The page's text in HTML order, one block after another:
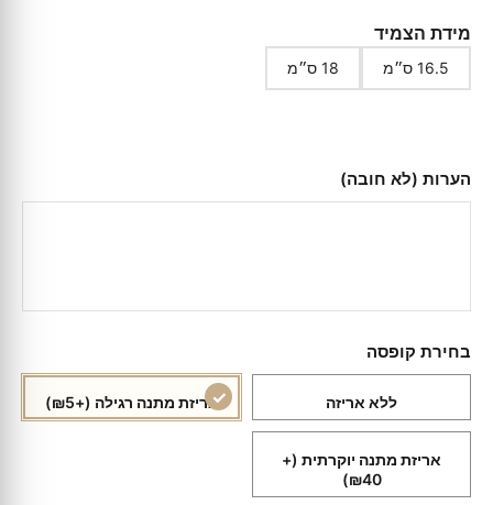
מידת הצמיד
16.5 ס״מ 18 ס״מ
הערות (לא חובה)
בחירת קופסה
ללא אריזה אריזת מתנה רגילה (+₪5)
אריזת מתנה יוקרתית (+
₪40)